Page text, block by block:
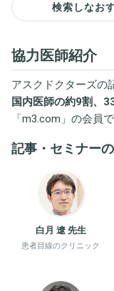
検索しなお
協力医師紹介
アスクドクターズの
国内医師の約9割、
「m3.com 」の会員で
記事・セミナー
白月 遼 先生
患者目線のクリニック